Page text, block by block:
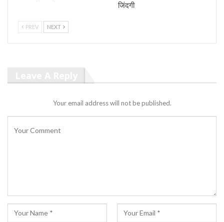
जिंदगी
PREV NEXT
Your email address will not be published.